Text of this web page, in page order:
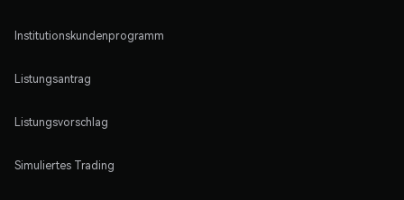
Institutionskundenprogramm
Listungsantrag
Listungsvorschlag
Simuliertes Trading